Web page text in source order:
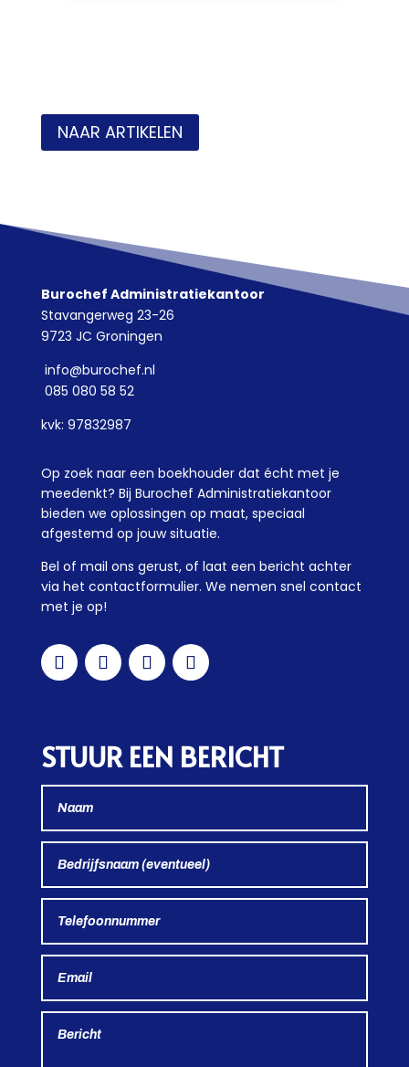
NAAR ARTIKELEN
Burochef Administratiekantoor
Stavangerweg 23-26
9723 JC Groningen
info@burochef.nl
085 080 58 52
kvk: 97832987
Op zoek naar een boekhouder dat écht met je
meedenkt? Bij Burochef Administratiekantoor
bieden we oplossingen op maat, speciaal
afgestemd op jouw situatie.
Bel of mail ons gerust, of laat een bericht achter
via het contactformulier. We nemen snel contact
met je op!
STUUR EEN BERICHT